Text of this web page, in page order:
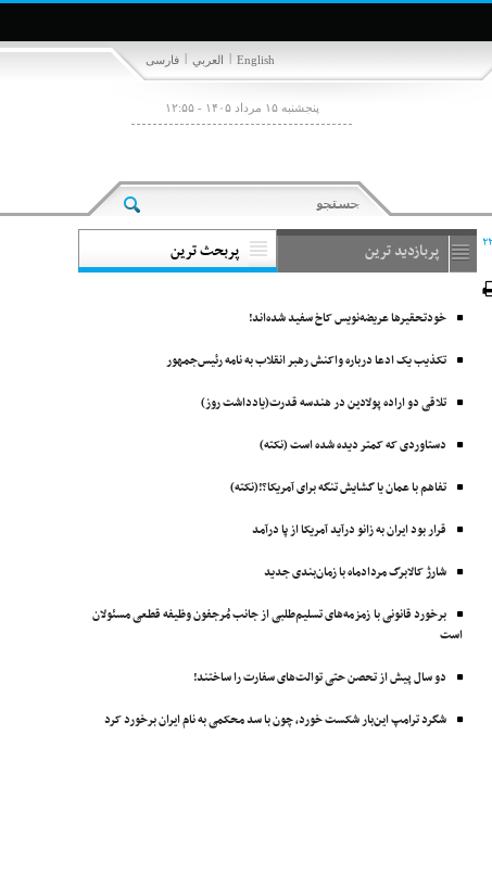
فارسی | العربي | English
پنجشنبه ۱۵ مرداد ۱۴۰۵ - ۱۲:۵۵
پربازدید ترین پربحث ترین
خودتحقیرها عریضه‌نویس کاخ سفید شده‌اند!
تکذیب یک ادعا درباره واکنش رهبر انقلاب به نامه رئیس‌جمهور
تلاقی دو اراده پولادین در هندسه قدرت(یادداشت روز)
دستاوردی که کمتر دیده شده است (نکته)
تفاهم با عمان یا گشایش تنگه برای آمریکا؟!(نکته)
قرار بود ایران به زانو درآید آمریکا از پا درآمد
شارژ کالابرگ مردادماه با زمان‌بندی جدید
برخورد قانونی با زمزمه‌های تسلیم‌طلبی از جانب مُرجفون وظیفه‌ قطعی مسئولان
است
دو سال پیش از تحصن حتی توالت‌های سفارت را ساختند!
شگرد ترامپ این‌بار شکست خورد، چون با سد محکمی به نام ایران برخورد کرد